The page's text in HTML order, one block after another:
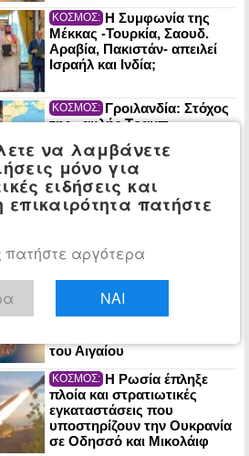
ΚΟΣΜΟΣ: Η Συμφωνία της
Μέκκας -Τουρκία, Σαουδ.
Αραβία, Πακιστάν- απειλεί
Ισραήλ και Ινδία;
ΚΟΣΜΟΣ: Γροιλανδία: Στόχος
της «αυλής Τραμπ»
έως $1 τρισ.
ΚΟΣΜΟΣ: Βουλγαρία:
Ουκρανικό drone εξερράγη
Σαντορίνης: Ο νεκρός
έφηβος του τσουνάμι λύνει
του Αιγαίου
ΚΟΣΜΟΣ: Η Ρωσία έπληξε
πλοία και στρατιωτικές
εγκαταστάσεις που
υποστηρίζουν την Ουκρανία
σε Οδησσό και Μικολάιφ
να λαμβάνετε
μόνο για
ειδήσεις και
επικαιρότητα πατήστε
πατήστε αργότερα
ΝΑΙ